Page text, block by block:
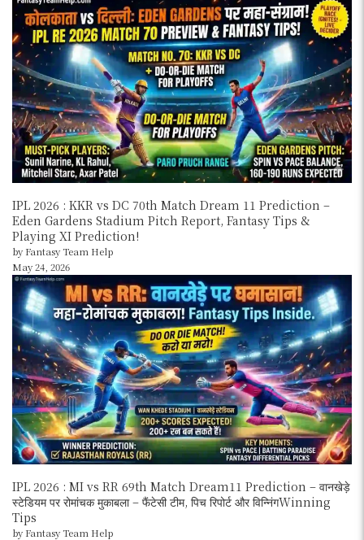
IPL 2026 : KKR vs DC 70th Match Dream 11 Prediction –
Eden Gardens Stadium Pitch Report, Fantasy Tips &
Playing XI Prediction!
by Fantasy Team Help
May 24, 2026
IPL 2026 : MI vs RR 69th Match Dream11 Prediction – वानखेड़े
स्टेडियम पर रोमांचक मुकाबला – फैंटेसी टीम, पिच रिपोर्ट और विन्निंगWinning
Tips
by Fantasy Team Help